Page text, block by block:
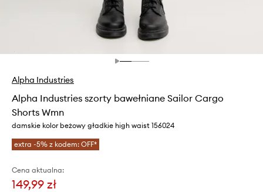
Alpha Industries
Alpha Industries szorty bawełniane Sailor Cargo
Shorts Wmn
damskie kolor beżowy gładkie high waist 156024
extra -5% z kodem: OFF*
Cena aktualna:
149,99 zł